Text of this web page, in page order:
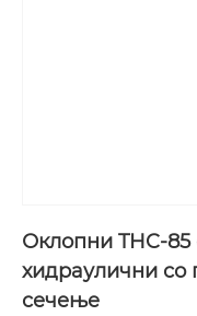
Оклопни THC-85
хидраулични со
сечење